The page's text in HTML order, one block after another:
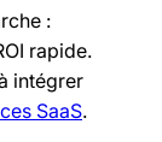
:
rapide.
intégrer
SaaS.